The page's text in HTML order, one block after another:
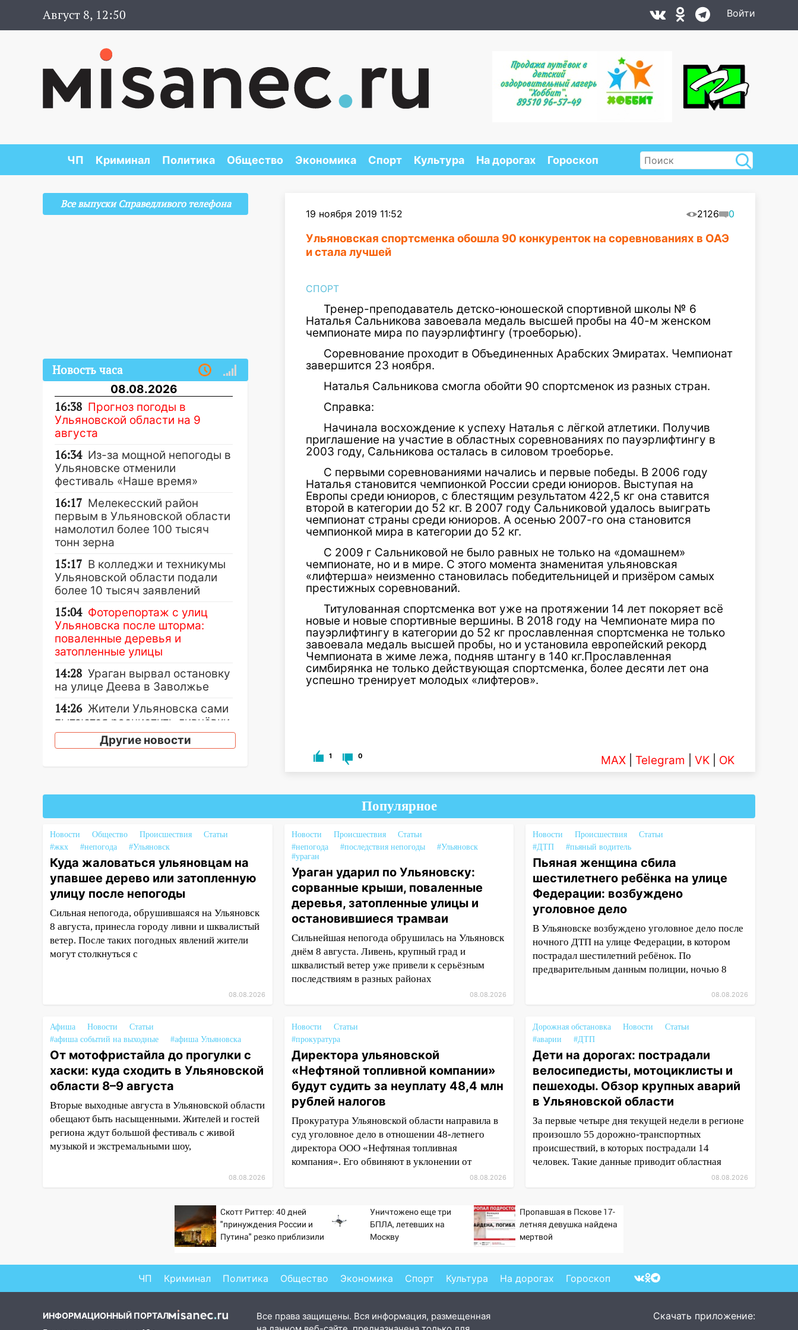
Август 8, 12:50 Войти
ЧП Криминал Политика Общество Экономика Спорт Культура На дорогах Гороскоп
19 ноября 2019 11:52 2126 0
Ульяновская спортсменка обошла 90 конкуренток на соревнованиях в ОАЭ
и стала лучшей
СПОРТ
Тренер-преподаватель детско-юношеской спортивной школы № 6
Наталья Сальникова завоевала медаль высшей пробы на 40-м женском
чемпионате мира по пауэрлифтингу (троеборью).
Соревнование проходит в Объединенных Арабских Эмиратах. Чемпионат
завершится 23 ноября.
Наталья Сальникова смогла обойти 90 спортсменок из разных стран.
Справка:
Начинала восхождение к успеху Наталья с лёгкой атлетики. Получив
приглашение на участие в областных соревнованиях по пауэрлифтингу в
2003 году, Сальникова осталась в силовом троеборье.
С первыми соревнованиями начались и первые победы. В 2006 году
Наталья становится чемпионкой России среди юниоров. Выступая на
Европы среди юниоров, с блестящим результатом 422,5 кг она ставится
второй в категории до 52 кг. В 2007 году Сальниковой удалось выиграть
чемпионат страны среди юниоров. А осенью 2007-го она становится
чемпионкой мира в категории до 52 кг.
С 2009 г Сальниковой не было равных не только на «домашнем»
чемпионате, но и в мире. С этого момента знаменитая ульяновская
«лифтерша» неизменно становилась победительницей и призёром самых
престижных соревнований.
Титулованная спортсменка вот уже на протяжении 14 лет покоряет всё
новые и новые спортивные вершины. В 2018 году на Чемпионате мира по
пауэрлифтингу в категории до 52 кг прославленная спортсменка не только
завоевала медаль высшей пробы, но и установила европейский рекорд
Чемпионата в жиме лежа, подняв штангу в 140 кг.Прославленная
симбирянка не только действующая спортсменка, более десяти лет она
успешно тренирует молодых «лифтеров».
1 0 MAX Telegram VK OK
Все выпуски Справедливого телефона
Новость часа
08.08.2026
16:38 Прогноз погоды в
Ульяновской области на 9
августа
16:34 Из-за мощной непогоды в
Ульяновске отменили
фестиваль «Наше время»
16:17 Мелекесский район
первым в Ульяновской области
намолотил более 100 тысяч
тонн зерна
15:17 В колледжи и техникумы
Ульяновской области подали
более 10 тысяч заявлений
15:04 Фоторепортаж с улиц
Ульяновска после шторма:
поваленные деревья и
затопленные улицы
14:28 Ураган вырвал остановку
на улице Деева в Заволжье
14:26 Жители Ульяновска сами
пытаются расчистить ливнёвки,
не дождавшись
коммунальщиков
Шевцовой рухнул светофор
14:14 Студента из Ульяновска
обманули мошенники под
видом преподавателя
14:12
Куда жаловаться
ульяновцам на упавшее дерево
или затопленную улицу после
13:59 В Новом городе
ураганным ветром сорвало
опалубку со строящегося дома
13:49
Стихия продолжает
крушить Ульяновск: дерево
рухнуло на дом на
Орджоникидзе
13:47 На Нижней Террасе
дерево с корнем
13:46 Сильный ветер сорвал
крышу с СТО на проспекте
Ульяновске трамвай сошёл с
Упавшие деревья
Ульяновске: фото
13:17 Непогода в Ульяновске
сильные ливни сохранятся 9
Другие новости
Популярное
Новости Общество Происшествия
Статьи
#жкх
#непогода #Ульяновск
Куда жаловаться ульяновцам на
упавшее дерево или затопленную
улицу после непогоды
Сильная непогода, обрушившаяся на Ульяновск
8 августа, принесла городу ливни и шквалистый
ветер. После таких погодных явлений жители
могут столкнуться с
08.08.2026
Новости Происшествия
Статьи
#непогода
#последствия непогоды
#Ульяновск
#ураган
Ураган ударил по Ульяновску:
сорванные крыши, поваленные
деревья, затопленные улицы и
остановившиеся трамваи
Сильнейшая непогода обрушилась на Ульяновск
днём 8 августа. Ливень, крупный град и
шквалистый ветер уже привели к серьёзным
последствиям в разных районах
08.08.2026
Новости Происшествия
Статьи
#ДТП
#пьяный водитель
Пьяная женщина сбила
шестилетнего ребёнка на улице
Федерации: возбуждено
уголовное дело
В Ульяновске возбуждено уголовное дело после
ночного ДТП на улице Федерации, в котором
пострадал шестилетний ребёнок. По
предварительным данным полиции, ночью 8
08.08.2026
Афиша Новости
Статьи
#афиша событий на выходные
#афиша Ульяновска
От мотофристайла до прогулки с
хаски: куда сходить в Ульяновской
области 8–9 августа
Вторые выходные августа в Ульяновской области
обещают быть насыщенными. Жителей и гостей
региона ждут большой фестиваль с живой
музыкой и экстремальными шоу,
08.08.2026
Новости
Статьи
#прокуратура
Директора ульяновской
«Нефтяной топливной компании»
будут судить за неуплату 48,4 млн
рублей налогов
Прокуратура Ульяновской области направила в
суд уголовное дело в отношении 48-летнего
директора ООО «Нефтяная топливная
компания». Его обвиняют в уклонении от
08.08.2026
Дорожная обстановка Новости
Статьи
#аварии
#ДТП
Дети на дорогах: пострадали
велосипедисты, мотоциклисты и
пешеходы. Обзор крупных аварий
в Ульяновской области
За первые четыре дня текущей недели в регионе
произошло 55 дорожно-транспортных
происшествий, в которых пострадали 14
человек. Такие данные приводит областная
08.08.2026
Скотт Риттер: 40 дней
"принуждения России и
Путина" резко приблизили
Уничтожено еще три
БПЛА, летевших на
Москву
Пропавшая в Пскове 17-
летняя девушка найдена
мертвой
ЧП Криминал Политика Общество Экономика Спорт Культура На дорогах Гороскоп
ИНФОРМАЦИОННЫЙ ПОРТАЛ
Все права защищены. Вся информация, размещенная
Скачать приложение: